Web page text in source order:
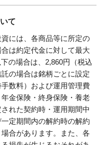
て
には、各商品等に所定の
は約定代金に対して最大
の場合は、2,860円（税込
の場合は銘柄ごとに設定
数料）および運用管理費
金保険・終身保険・養老
れた契約時・運用期間中
定期間内の解約時の解約
合があります。また、各